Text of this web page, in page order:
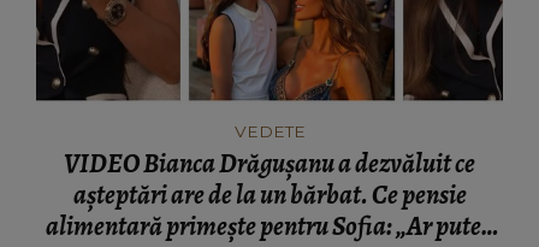
VEDETE
VIDEO Bianca Drăgușanu a dezvăluit ce
așteptări are de la un bărbat. Ce pensie
alimentară primește pentru Sofia: „Ar putea